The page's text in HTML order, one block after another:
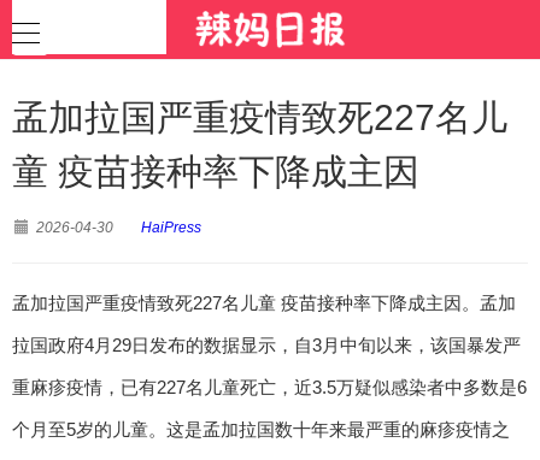
孟加拉国严重疫情致死227名儿
童 疫苗接种率下降成主因
2026-04-30 HaiPress
孟加拉国严重疫情致死227名儿童 疫苗接种率下降成主因。孟加
拉国政府4月29日发布的数据显示，自3月中旬以来，该国暴发严
重麻疹疫情，已有227名儿童死亡，近3.5万疑似感染者中多数是6
个月至5岁的儿童。这是孟加拉国数十年来最严重的麻疹疫情之